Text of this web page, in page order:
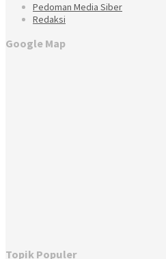
Pedoman Media Siber
Redaksi
Google Map
Topik Populer